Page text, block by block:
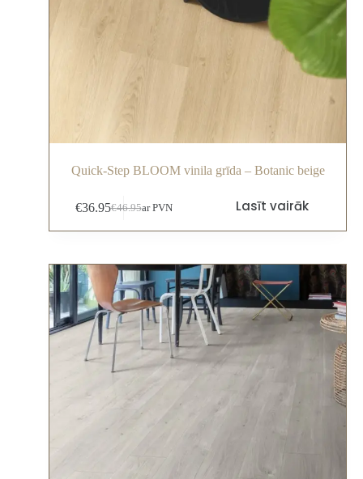
Quick-Step BLOOM vinila grīda – Botanic beige
€46.95
€36.95 ar PVN Lasīt vairāk